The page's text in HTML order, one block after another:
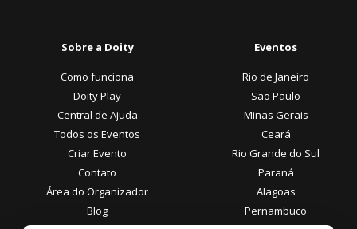
Sobre a Doity
Como funciona
Doity Play
Central de Ajuda
Todos os Eventos
Criar Evento
Contato
Área do Organizador
Blog
Eventos
Rio de Janeiro
São Paulo
Minas Gerais
Ceará
Rio Grande do Sul
Paraná
Alagoas
Pernambuco